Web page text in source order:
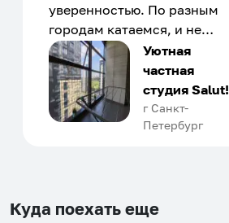
уверенностью. По разным
городам катаемся, и не
только в России. Сервис на
отличном уровне. Хозяин
апартаментов доброй души
человек, всегда можно
договориться, подскажет
приезжать еще...
Уютная
частная
студия Salut!
г Санкт-
Петербург
Куда поехать еще